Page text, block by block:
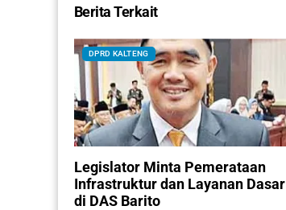
Berita Terkait
DPRD KALTENG
Legislator Minta Pemerataan
Infrastruktur dan Layanan Dasar
di DAS Barito